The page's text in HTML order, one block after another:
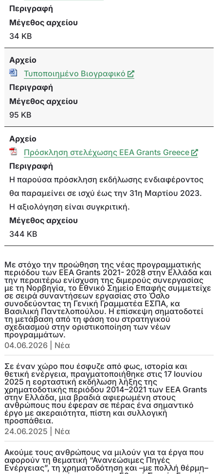
Περιγραφή
Μέγεθος αρχείου
34 KB
Αρχείο
Τυποποιημένο Βιογραφικό
Περιγραφή
Μέγεθος αρχείου
95 KB
Αρχείο
Πρόσκληση στελέχωσης ΕΕΑ Grants Greece
Περιγραφή
Η παρούσα πρόσκληση εκδήλωσης ενδιαφέροντος
θα παραμείνει σε ισχύ έως την 31η Μαρτίου 2023.
Η αξιολόγηση είναι συγκριτική.
Μέγεθος αρχείου
344 KB
Με στόχο την προώθηση της νέας προγραμματικής
περιόδου των EEA Grants 2021- 2028 στην Ελλάδα και
την περαιτέρω ενίσχυση της διμερούς συνεργασίας
με τη Νορβηγία, το Εθνικό Σημείο Επαφής συμμετείχε
σε σειρά συναντήσεων εργασίας στο Όσλο
συνοδεύοντας τη Γενική Γραμματέα ΕΣΠΑ, κα
Βασιλική Παντελοπούλου. Η επίσκεψη σηματοδοτεί
τη μετάβαση από τη φάση του στρατηγικού
σχεδιασμού στην οριστικοποίηση των νέων
προγραμμάτων.
04.06.2026| Νέα
Σε έναν χώρο που έσφυζε από φως, ιστορία και
θετική ενέργεια, πραγματοποιήθηκε στις 17 Ιουνίου
2025 η εορταστική εκδήλωση λήξης της
χρηματοδοτικής περιόδου 2014–2021 των EEA Grants
στην Ελλάδα, μια βραδιά αφιερωμένη στους
ανθρώπους που έφεραν σε πέρας ένα σημαντικό
έργο με ακεραιότητα, πίστη και συλλογική
προσπάθεια.
24.06.2025
Νέα
Ακούμε τους ανθρώπους να μιλούν για τα έργα που
αφορούν τη θεματική “Ανανεώσιμες Πηγές
Ενέργειας”, τη χρηματοδότηση και –με πολλή θέρμη–